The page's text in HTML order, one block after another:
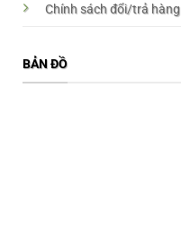
Chính sách đổi/trả hàng
BẢN ĐỒ